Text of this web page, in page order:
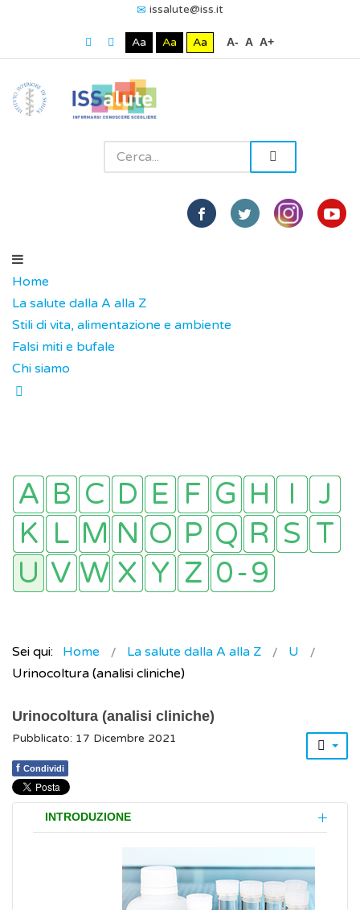
issalute@iss.it
Aa Aa Aa A- A A+
Home
La salute dalla A alla Z
Stili di vita, alimentazione e ambiente
Falsi miti e bufale
Chi siamo
Sei qui: Home La salute dalla A alla Z
U
Urinocoltura (analisi cliniche)
Urinocoltura (analisi cliniche)
Pubblicato: 17 Dicembre 2021
f Condividi
INTRODUZIONE